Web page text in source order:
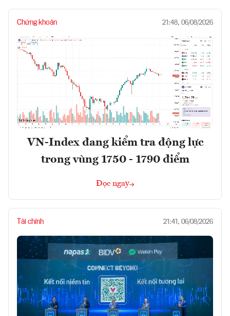
Chứng khoán 21:48, 06/08/2026
VN-Index đang kiểm tra động lực
trong vùng 1750 - 1790 điểm
Đọc ngay
Tài chính 21:41, 06/08/2026